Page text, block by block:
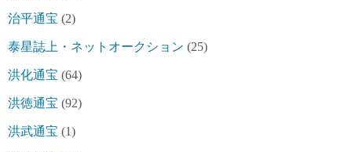
治平通宝 (2)
泰星誌上・ネットオークション (25)
洪化通宝 (64)
洪徳通宝 (92)
洪武通宝 (1)